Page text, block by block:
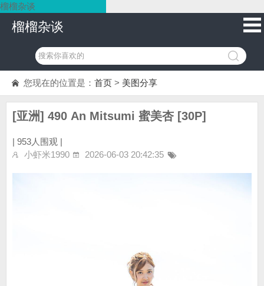
榴榴杂谈
榴榴杂谈
您现在的位置是： 首页 > 美图分享
[亚洲] 490 An Mitsumi 蜜美杏 [30P]
| 953人围观 |
小虾米1990
2026-06-03 20:42:35